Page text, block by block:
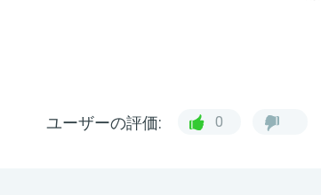
ユーザーの評価: 0